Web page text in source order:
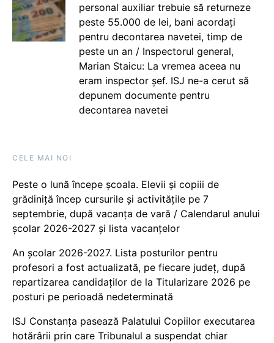
personal auxiliar trebuie să returneze
peste 55.000 de lei, bani acordați
pentru decontarea navetei, timp de
peste un an / Inspectorul general,
Marian Staicu: La vremea aceea nu
eram inspector șef. ISJ ne-a cerut să
depunem documente pentru
decontarea navetei
CELE MAI NOI
Peste o lună începe școala. Elevii și copiii de
grădiniță încep cursurile și activitățile pe 7
septembrie, după vacanța de vară / Calendarul anului
școlar 2026-2027 și lista vacanțelor
An școlar 2026-2027. Lista posturilor pentru
profesori a fost actualizată, pe fiecare județ, după
repartizarea candidaților de la Titularizare 2026 pe
posturi pe perioadă nedeterminată
ISJ Constanța pasează Palatului Copiilor executarea
hotărârii prin care Tribunalul a suspendat chiar